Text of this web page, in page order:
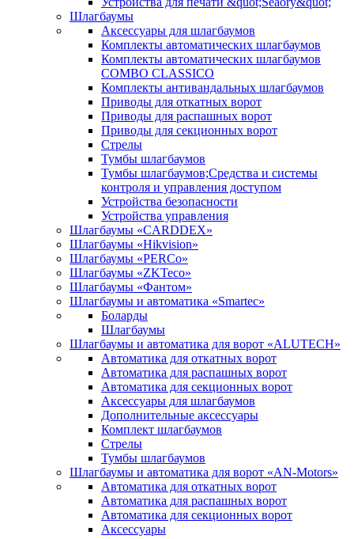
Шлагбаумы
Аксессуары для шлагбаумов
Комплекты автоматических шлагбаумов
Комплекты автоматических шлагбаумов
COMBO CLASSICO
Комплекты антивандальных шлагбаумов
Приводы для откатных ворот
Приводы для распашных ворот
Приводы для секционных ворот
Стрелы
Тумбы шлагбаумов
Тумбы шлагбаумов;Средства и системы
контроля и управления доступом
Устройства безопасности
Устройства управления
Шлагбаумы «CARDDEX»
Шлагбаумы «Hikvision»
Шлагбаумы «PERCo»
Шлагбаумы «ZKTeco»
Шлагбаумы «Фантом»
Шлагбаумы и автоматика «Smartec»
Боларды
Шлагбаумы
Шлагбаумы и автоматика для ворот «ALUTECH»
Автоматика для откатных ворот
Автоматика для распашных ворот
Автоматика для секционных ворот
Аксессуары для шлагбаумов
Дополнительные аксессуары
Комплект шлагбаумов
Стрелы
Тумбы шлагбаумов
Шлагбаумы и автоматика для ворот «AN-Motors»
Автоматика для откатных ворот
Автоматика для распашных ворот
Автоматика для секционных ворот
Аксессуары